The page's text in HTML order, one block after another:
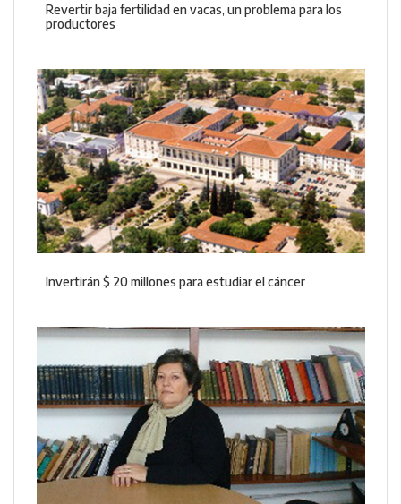
Revertir baja fertilidad en vacas, un problema para los
productores
Invertirán $ 20 millones para estudiar el cáncer